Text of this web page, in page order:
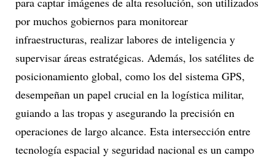
por muchos gobiernos para monitorear
infraestructuras, realizar labores de inteligencia y
supervisar áreas estratégicas. Además, los satélites de
posicionamiento global, como los del sistema GPS,
desempeñan un papel crucial en la logística militar,
guiando a las tropas y asegurando la precisión en
operaciones de largo alcance. Esta intersección entre
tecnología espacial y seguridad nacional es un campo